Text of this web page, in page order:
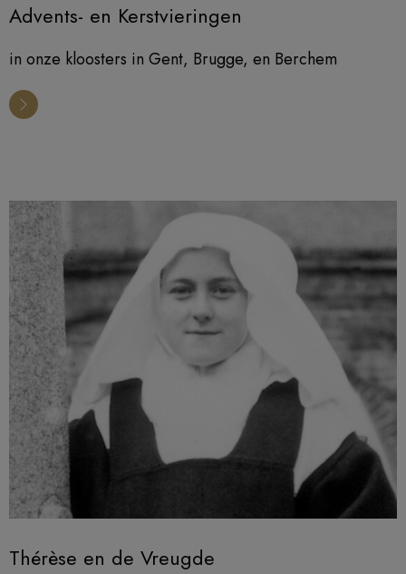
Advents- en Kerstvieringen
in onze kloosters in Gent, Brugge, en Berchem
Thérèse en de Vreugde